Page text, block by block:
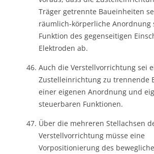
Träger getrennte Baueinheiten
räumlich-körperliche Anordnung
Funktion des gegenseitigen
Elektroden ab.
Auch die Verstellvorrichtung sei
Zustelleinrichtung zu trennende
einer eigenen Anordnung und
steuerbaren Funktionen.
Über die mehreren Stellachsen
Verstellvorrichtung müsse eine
Vorpositionierung des